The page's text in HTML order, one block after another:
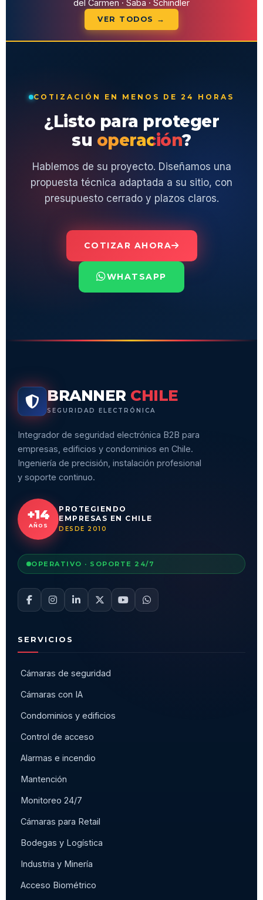
del Carmen · Saba · Schindler
VER TODOS →
COTIZACIÓN EN MENOS DE 24 HORAS
¿Listo para proteger
su operación?
Hablemos de su proyecto. Diseñamos una
propuesta técnica adaptada a su sitio, con
presupuesto cerrado y plazos claros.
COTIZAR AHORA
WHATSAPP
BRANNER CHILE
SEGURIDAD ELECTRÓNICA
Integrador de seguridad electrónica B2B para
empresas, edificios y condominios en Chile.
Ingeniería de precisión, instalación profesional
y soporte continuo.
+14
AÑOS
PROTEGIENDO
EMPRESAS EN CHILE
DESDE 2010
OPERATIVO · SOPORTE 24/7
SERVICIOS
Cámaras de seguridad
Cámaras con IA
Condominios y edificios
Control de acceso
Alarmas e incendio
Mantención
Monitoreo 24/7
Cámaras para Retail
Bodegas y Logística
Industria y Minería
Acceso Biométrico